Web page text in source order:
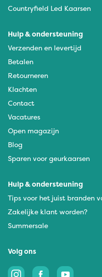
Countryfield Led Kaarsen
Hulp & ondersteuning
Verzenden en levertijd
Betalen
Retourneren
Klachten
Contact
Vacatures
Open magazijn
Blog
Sparen voor geurkaarsen
Hulp & ondersteuning
Tips voor het juist branden
Zakelijke klant worden?
Summersale
Volg ons